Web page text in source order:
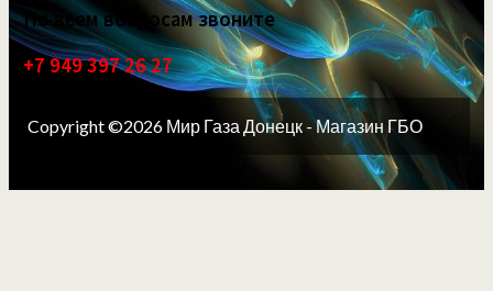
По всем вопросам звоните
+7 949 397 26 27
Copyright ©2026 Мир Газа Донецк - Магазин ГБО